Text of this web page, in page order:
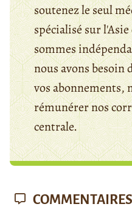
soutenez le seul
spécialisé sur
sommes
nous avons besoin
vos abonnements,
rémunérer nos
centrale.
COMMENTAIRES